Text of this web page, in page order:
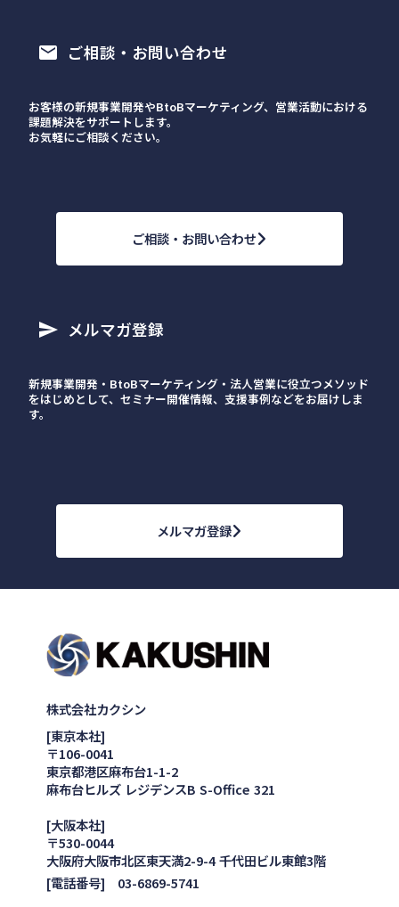
email ご相談・お問い合わせ
お客様の新規事業開発やBtoBマーケティング、営業活動における
課題解決をサポートします。
お気軽にご相談ください。
ご相談・お問い合わせ
send メルマガ登録
新規事業開発・BtoBマーケティング・法人営業に役立つメソッド
をはじめとして、セミナー開催情報、支援事例などをお届けしま
す。
メルマガ登録
株式会社カクシン
[東京本社]
〒106-0041
東京都港区麻布台1-1-2
麻布台ヒルズ レジデンスB S-Office 321
[大阪本社]
〒530-0044
大阪府大阪市北区東天満2-9-4 千代田ビル東館3階
[電話番号] 03-6869-5741